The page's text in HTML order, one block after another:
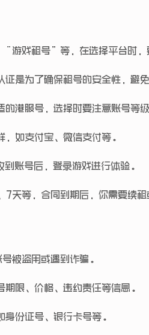
戏租号”等，在选择平台时，
是为了确保租号的安全性，避免
港服号，选择时要注意账号等
如支付宝、微信支付等。
账号后，登录游戏进行体验。
天等，合同到期后，你需要续租
被盗用或遇到诈骗。
限、价格、违约责任等信息。
份证号、银行卡号等。